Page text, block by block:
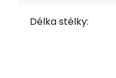
Délka stélky: